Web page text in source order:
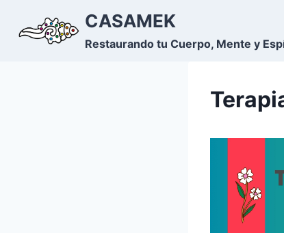
contenido
CASAMEK
Restaurando tu Cuerpo, Mente y